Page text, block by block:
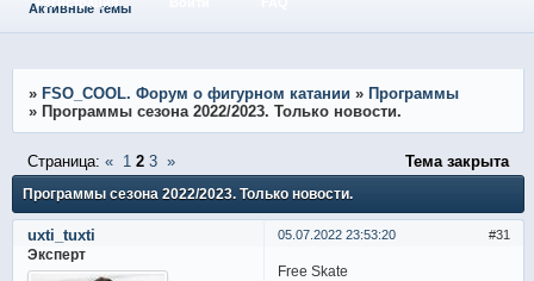
Активные темы
» FSO_COOL. Форум о фигурном катании » Программы
» Программы сезона 2022/2023. Только новости.
Программы сезона 2022/2023. Только новости.
Страница: « 1 2 3 » Тема закрыта
31
05.07.2022 23:53:20
uxti_tuxti
Эксперт
Free Skate